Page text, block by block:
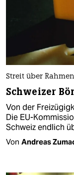
Streit über
Schweizer
Von der
Die EU-
Schweiz endlich
Von Andreas